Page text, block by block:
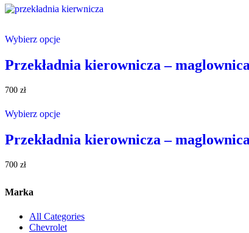
Wybierz opcjeprodukt
wiele
wariantów.
na
produktu
Przekładnia kierownicza –
700 zł
Wybierz opcjeprodukt
wiele
wariantów.
produktu
Przekładnia kierownicza –
700 zł
Marka
All Categories
Chevrolet